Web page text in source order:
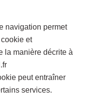
navigation permet
et
la manière décrite à
peut entraîner
services.